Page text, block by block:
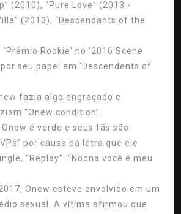
(2010), “Pure Love” (2013 -
(2013), “Descendants of the
'Prêmio Rookie' no '2016 Scene
seu papel em 'Descendents of
fazia algo engraçado e
“Onew condition”.
é verde e seus fãs são
por causa da letra que ele
“Replay”: “Noona você é meu
Onew esteve envolvido em um
sexual. A vítima afirmou que